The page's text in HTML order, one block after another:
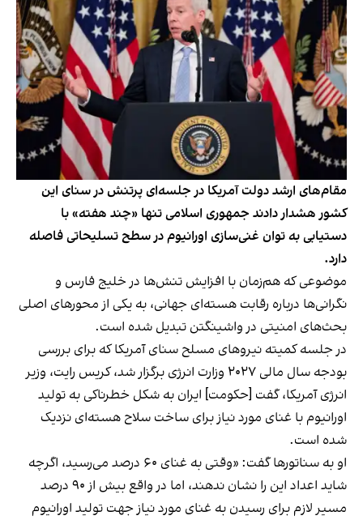
مقام‌های ارشد دولت آمریکا در جلسه‌ای پرتنش در سنای این
کشور هشدار دادند جمهوری اسلامی تنها «چند هفته» با
دستیابی به توان غنی‌سازی اورانیوم در سطح تسلیحاتی فاصله
دارد.
موضوعی که هم‌زمان با افزایش تنش‌ها در خلیج فارس و
نگرانی‌ها درباره رقابت هسته‌ای جهانی، به یکی از محورهای اصلی
بحث‌های امنیتی در واشینگتن تبدیل شده است.
در جلسه کمیته نیروهای مسلح سنای آمریکا که برای بررسی
بودجه سال مالی ۲۰۲۷ وزارت انرژی برگزار شد، کریس رایت، وزیر
انرژی آمریکا، گفت [حکومت] ایران به شکل خطرناکی به تولید
اورانیوم با غنای مورد نیاز برای ساخت سلاح هسته‌ای نزدیک
شده است.
او به سناتورها گفت: «وقتی به غنای ۶۰ درصد می‌رسید، اگرچه
شاید اعداد این را نشان ندهند، اما در واقع بیش از ۹۰ درصد
مسیر لازم برای رسیدن به غنای مورد نیاز جهت تولید اورانیوم